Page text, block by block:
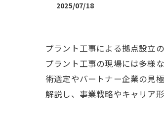
2025/07/18
プラント工事による拠点設立
プラント工事の現場には多様
術選定やパートナー企業の見
解説し、事業戦略やキャリア